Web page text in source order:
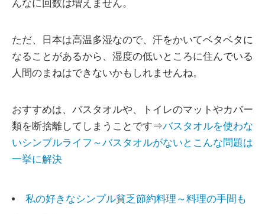
んなに回数は増えません。
ただ、日本は高温多湿なので、汗をかいてベタベタに
なることがあるから、湿度の低いところに住んでいる
人間のまねはできないかもしれませんね。
おすすめは、バスタオルや、トイレのマットやカバー
類を断捨離してしまうことです⇒バスタオルを使わな
いシンプルライフ～バスタオルがないとこんな問題は
一挙に解決
私の好きなシンプル貧乏節約料理～料理の手間も